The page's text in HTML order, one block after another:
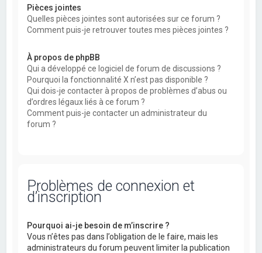
Pièces jointes
Quelles pièces jointes sont autorisées sur ce forum ?
Comment puis-je retrouver toutes mes pièces jointes ?
À propos de phpBB
Qui a développé ce logiciel de forum de discussions ?
Pourquoi la fonctionnalité X n’est pas disponible ?
Qui dois-je contacter à propos de problèmes d’abus ou
d’ordres légaux liés à ce forum ?
Comment puis-je contacter un administrateur du
forum ?
Problèmes de connexion et
d’inscription
Pourquoi ai-je besoin de m’inscrire ?
Vous n’êtes pas dans l’obligation de le faire, mais les
administrateurs du forum peuvent limiter la publication